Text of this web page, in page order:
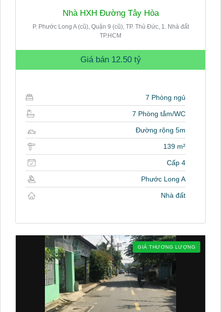
Nhà HXH Đường Tây Hòa
P. Phước Long A (cũ), Quận 9 (cũ), TP. Thủ Đức, 1. Nhà đất
TP.HCM
Giá bán 12.50 tỷ
7 Phòng ngủ
7 Phòng tắm/WC
Đường rộng 5m
139 m²
Cấp 4
Phước Long A
Nhà đất
GIÁ THƯƠNG LƯỢNG